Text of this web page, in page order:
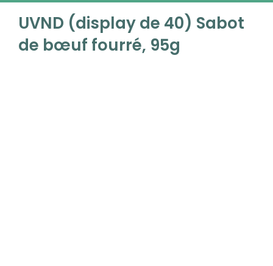
UVND (display de 40) Sabot
de bœuf fourré, 95g